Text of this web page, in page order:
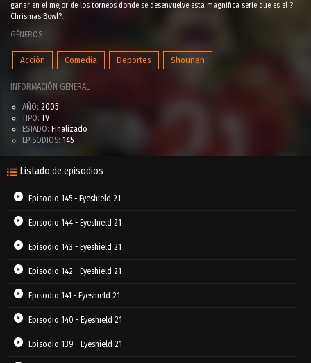
ganar en el mejor de los torneos donde se desenvuelve esta magnifica serie que es el ?
Chrismas Bowl?.
GÉNEROS
Acción Comedia Deportes Shounen
INFORMACIÓN GENERAL
AÑO: 2005
TIPO: TV
ESTADO: Finalizado
EPISODIOS: 145
Listado de episodios
Episodio 145 - Eyeshield 21
Episodio 144 - Eyeshield 21
Episodio 143 - Eyeshield 21
Episodio 142 - Eyeshield 21
Episodio 141 - Eyeshield 21
Episodio 140 - Eyeshield 21
Episodio 139 - Eyeshield 21